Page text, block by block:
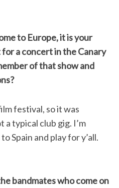
to Europe, it is your
a concert in the Canary
of that show and
festival, so it was
typical club gig. I’m
Spain and play for y’all.
bandmates who come on